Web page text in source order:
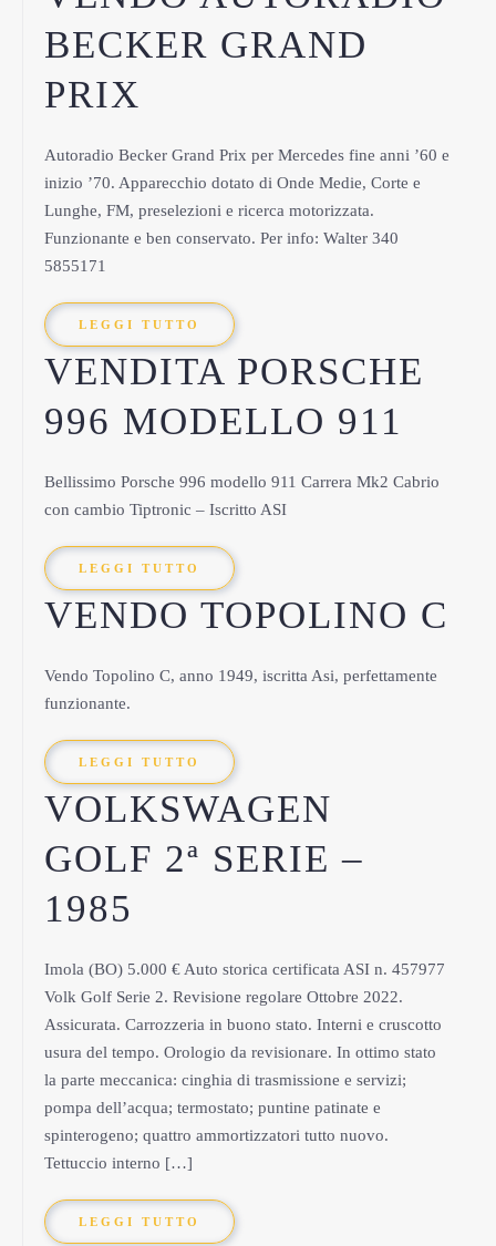
BECKER GRAND
PRIX
Autoradio Becker Grand Prix per Mercedes fine anni ’60 e
inizio ’70. Apparecchio dotato di Onde Medie, Corte e
Lunghe, FM, preselezioni e ricerca motorizzata.
Funzionante e ben conservato. Per info: Walter 340
5855171
LEGGI TUTTO
VENDITA PORSCHE
996 MODELLO 911
Bellissimo Porsche 996 modello 911 Carrera Mk2 Cabrio
con cambio Tiptronic – Iscritto ASI
LEGGI TUTTO
VENDO TOPOLINO C
Vendo Topolino C, anno 1949, iscritta Asi, perfettamente
funzionante.
LEGGI TUTTO
VOLKSWAGEN
GOLF 2ª SERIE –
1985
Imola (BO) 5.000 € Auto storica certificata ASI n. 457977
Volk Golf Serie 2. Revisione regolare Ottobre 2022.
Assicurata. Carrozzeria in buono stato. Interni e cruscotto
usura del tempo. Orologio da revisionare. In ottimo stato
la parte meccanica: cinghia di trasmissione e servizi;
pompa dell’acqua; termostato; puntine patinate e
spinterogeno; quattro ammortizzatori tutto nuovo.
Tettuccio interno […]
LEGGI TUTTO